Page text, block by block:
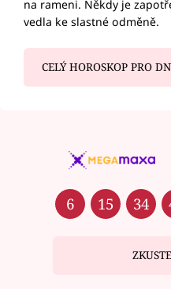
na rameni. Někdy je
vedla ke slastné odměně.
CELÝ HOROSKOP PRO
6 15 34